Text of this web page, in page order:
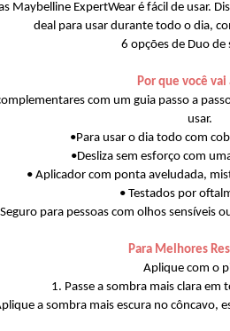
Maybelline ExpertWear é fácil de usar.
deal para usar durante todo o dia,
6 opções de Duo de
Por que você vai
com um guia passo a
usar.
•Para usar o dia todo com
•Desliza sem esforço com
• Aplicador com ponta aveludada,
• Testados por
para pessoas com olhos sensíveis
Para Melhores
Aplique com o
1. Passe a sombra mais clara em
a sombra mais escura no côncavo,